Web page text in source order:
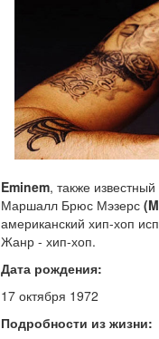
Eminem, также известный
Маршалл Брюс Мэзерс
американский хип-хоп
Жанр - хип-хоп.
Дата рождения:
17 октября 1972
Подробности из жизни: